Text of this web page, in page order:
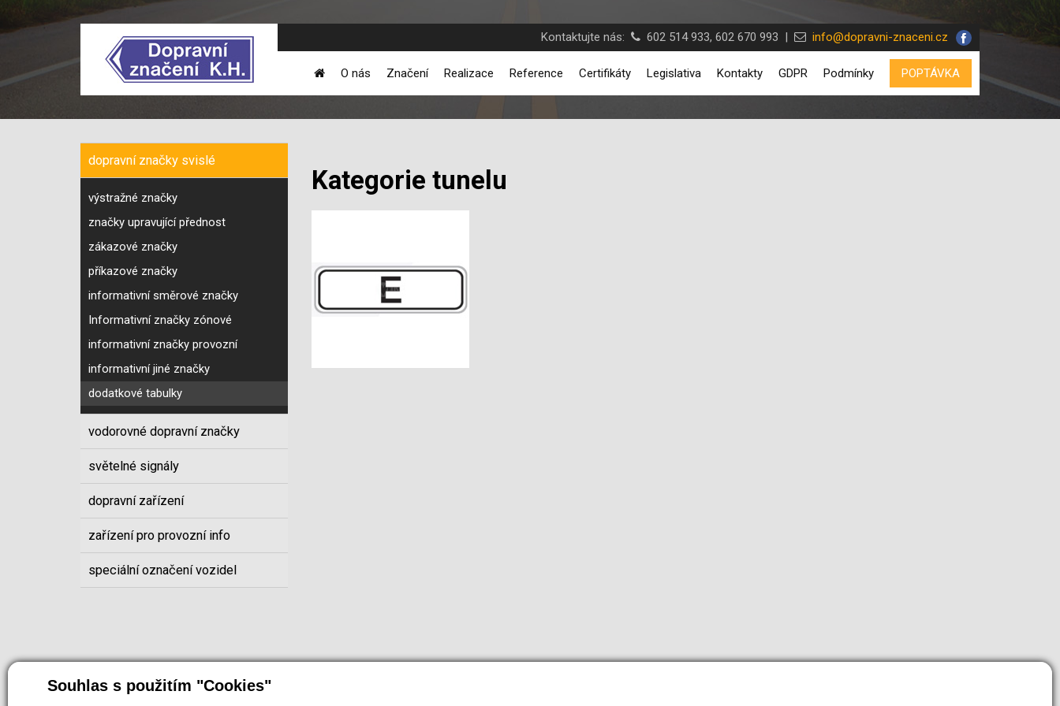
Souhlas s použitím "Cookies"
Kontaktujte nás: 602 514 933, 602 670 993 | info@dopravni-znaceni.cz
POPTÁVKA
O nás Značení Realizace Reference Certifikáty Legislativa Kontakty GDPR Podmínky
dopravní značky svislé
výstražné značky
značky upravující přednost
zákazové značky
příkazové značky
informativní směrové značky
Informativní značky zónové
informativní značky provozní
informativní jiné značky
dodatkové tabulky
vodorovné dopravní značky
světelné signály
dopravní zařízení
zařízení pro provozní info
speciální označení vozidel
Kategorie tunelu